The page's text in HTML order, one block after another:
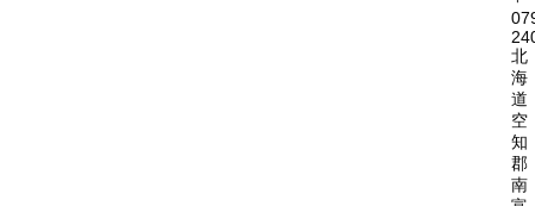
北
海
道
空
知
郡
南